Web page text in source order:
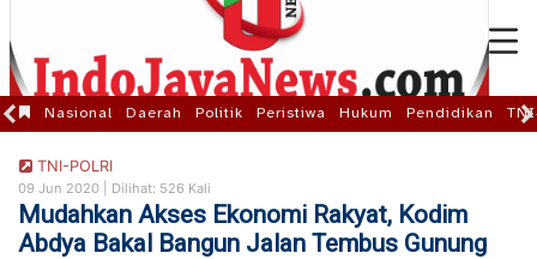
Nasional Daerah Politik Peristiwa Hukum Pendidikan
TNI-POLRI
09 Jun 2020 | Dilihat: 526 Kali
Mudahkan Akses Ekonomi Rakyat, Kodim
Abdya Bakal Bangun Jalan Tembus Gunung